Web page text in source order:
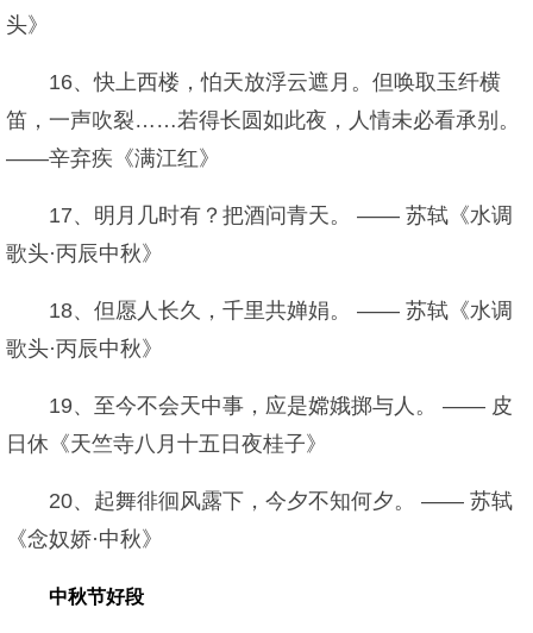
头》
16、快上西楼，怕天放浮云遮月。但唤取玉纤横
笛，一声吹裂……若得长圆如此夜，人情未必看承别。
——辛弃疾《满江红》
17、明月几时有？把酒问青天。 —— 苏轼《水调
歌头·丙辰中秋》
18、但愿人长久，千里共婵娟。 —— 苏轼《水调
歌头·丙辰中秋》
19、至今不会天中事，应是嫦娥掷与人。 —— 皮
日休《天竺寺八月十五日夜桂子》
20、起舞徘徊风露下，今夕不知何夕。 —— 苏轼
《念奴娇·中秋》
中秋节好段